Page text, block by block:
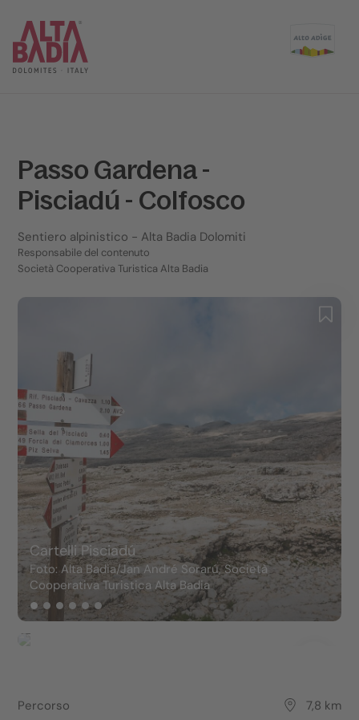
Passo Gardena -
Pisciadú - Colfosco
Sentiero alpinistico - Alta Badia Dolomiti
Responsabile del contenuto
Società Cooperativa Turistica Alta Badia
Cartelli Pisciadú
Foto: Alta Badia/Jan André Sorarú, Società
Cooperativa Turistica Alta Badia
Percorso 7,8 km